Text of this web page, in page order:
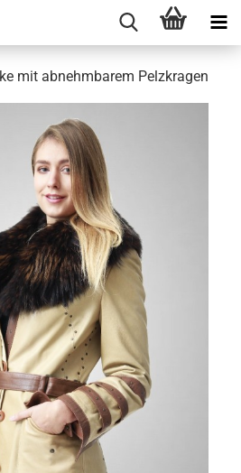
mit ab­nehm­ba­rem Pelz­kra­gen